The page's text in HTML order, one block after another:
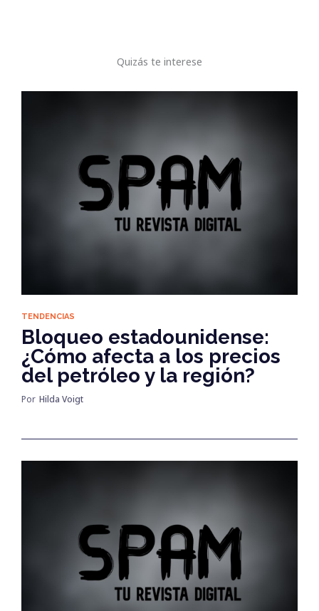
Quizás te interese
TENDENCIAS
Bloqueo estadounidense:
¿Cómo afecta a los precios
del petróleo y la región?
Por Hilda Voigt